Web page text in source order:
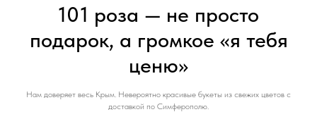
101 роза — не просто
подарок, а громкое «я тебя
ценю»
Нам доверяет весь Крым. Невероятно красивые букеты из свежих цветов с
доставкой по Симферополю.